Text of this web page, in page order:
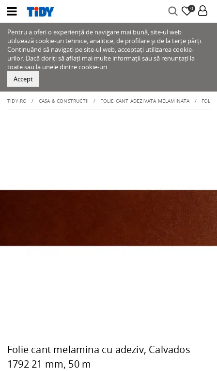
0
Pentru a oferi o experiență de navigare mai bună, site-ul web
utilizează cookie-uri tehnice, analitice, de profilare și de la terțe părți.
Continuând să navigați pe site-ul web, acceptați utilizarea cookie-
urilor. Dacă doriți să aflați mai multe informații sau să renunțați la
toate sau la unele dintre cookie-uri.
Accept
TIDY.RO CASA & CONSTRUCTII FOLIE CANT ADEZIVATA MELAMINATA
Folie cant melamina cu adeziv, Calvados
1792 21 mm, 50 m